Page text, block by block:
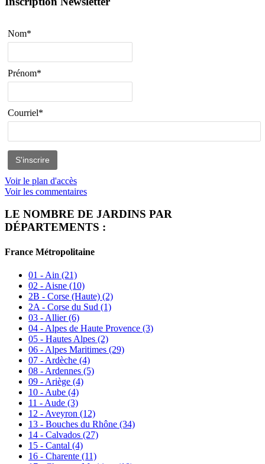
Nom*
Prénom*
Courriel*
Voir le plan d'accès
Voir les commentaires
LE NOMBRE DE JARDINS PAR
DÉPARTEMENTS :
France Métropolitaine
01 - Ain (21)
02 - Aisne (10)
2B - Corse (Haute) (2)
2A - Corse du Sud (1)
03 - Allier(6)
04 - Alpes de Haute Provence (3)
05 - Hautes Alpes (2)
06 - Alpes Maritimes (29)
07 - Ardèche (4)
08 - Ardennes (5)
09 - Ariège (4)
10 - Aube (4)
11 - Aude (3)
12 - Aveyron (12)
13 - Bouches du Rhône (34)
14 - Calvados (27)
15 - Cantal (4)
16 - Charente (11)